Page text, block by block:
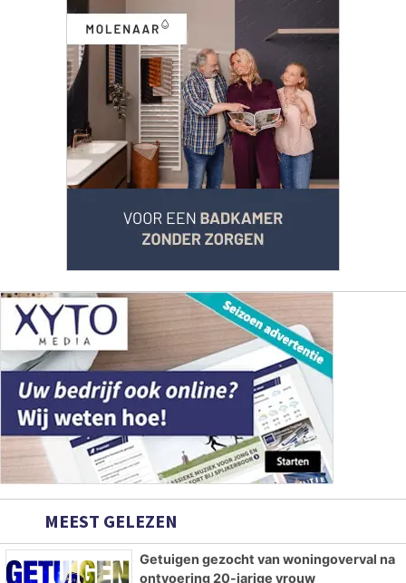
MEEST GELEZEN
Getuigen gezocht van woningoverval na
ontvoering 20-jarige vrouw